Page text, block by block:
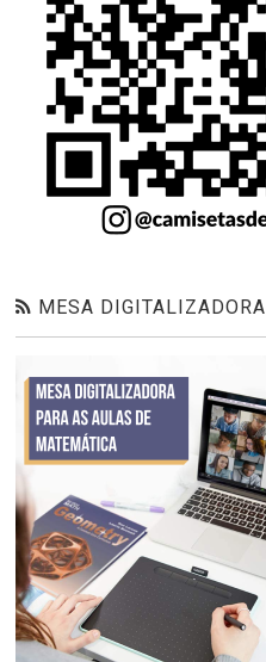
MESA DIGITALIZADORA